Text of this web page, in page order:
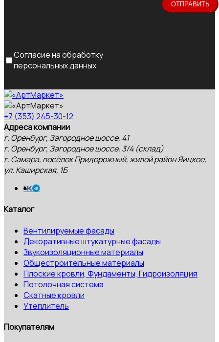
Согласие на обработку
персональных данных
+7 (353) 245-30-12
Адреса компании
г. Оренбург, Загородное шоссе, 41
г. Оренбург, Загородное шоссе, 3/4 (склад)
г. Самара, посёлок Придорожный, жилой район Яицкое,
ул. Каширская, 1Б
Каталог
Вентилируемые фасады
Декоративные штукатурные фасады
Звукоизоляционные материалы
Общестроительные материалы
Плоские кровли, Фундаменты, Гидроизоляция
Потолочная система
Скатные кровли
Утеплитель
Покупателям